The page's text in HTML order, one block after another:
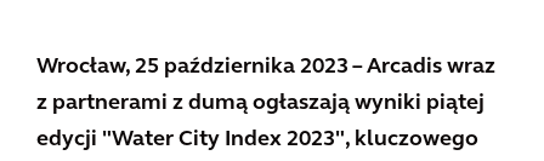
Wrocław, 25 października 2023 – Arcadis wraz
z partnerami z dumą ogłaszają wyniki piątej
edycji "Water City Index 2023", kluczowego